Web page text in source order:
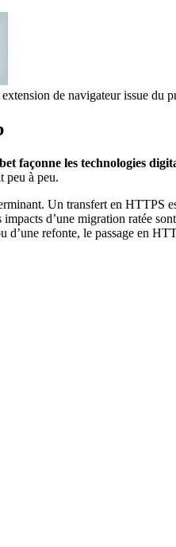
de navigateur issue du
façonne les technologies
peu à peu.
Un transfert en
d’une migration ratée
d’une refonte, le passage en